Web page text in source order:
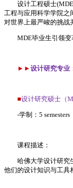
设计工程硕士(MDE)
工程与应用科学学院之
对世界上最严峻的挑战
MDE毕业生引领变
►► 设计研究专业
■设计研究硕士（
-学制：5 semesters
课程描述：
哈佛大学设计研究生
他们的设计知识与工具